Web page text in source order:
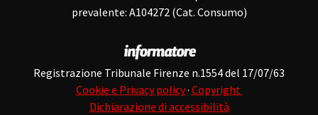
prevalente: A104272 (Cat. Consumo)
Registrazione Tribunale Firenze n.1554 del 17/07/63
Cookie e Privacy policy· Copyright
Dichiarazione di accessibilità